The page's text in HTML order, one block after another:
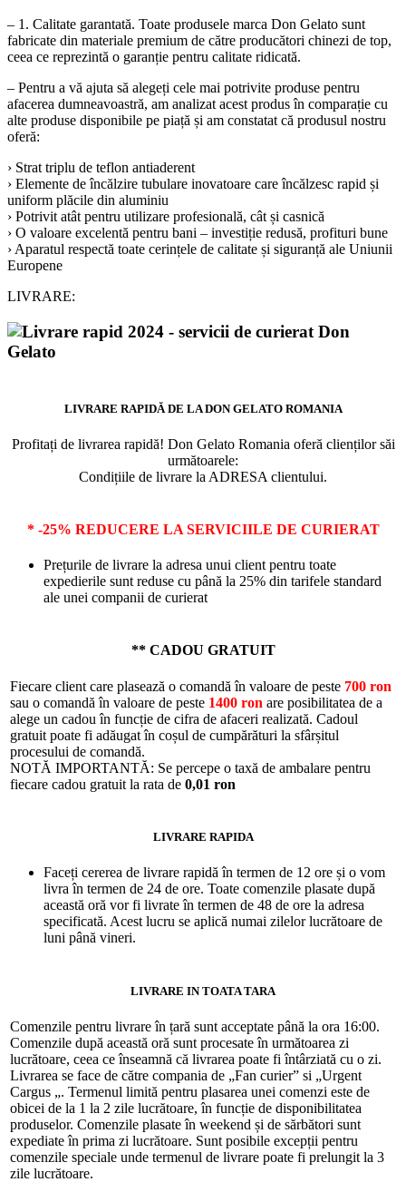
– 1. Calitate garantată. Toate produsele marca Don Gelato sunt
fabricate din materiale premium de către producători chinezi de top,
ceea ce reprezintă o garanție pentru calitate ridicată.
– Pentru a vă ajuta să alegeți cele mai potrivite produse pentru
afacerea dumneavoastră, am analizat acest produs în comparație cu
alte produse disponibile pe piață și am constatat că produsul nostru
oferă:
› Strat triplu de teflon antiaderent
› Elemente de încălzire tubulare inovatoare care încălzesc rapid și
uniform plăcile din aluminiu
› Potrivit atât pentru utilizare profesională, cât și casnică
› O valoare excelentă pentru bani – investiție redusă, profituri bune
› Aparatul respectă toate cerințele de calitate și siguranță ale Uniunii
Europene
LIVRARE:
LIVRARE RAPIDĂ DE LA DON GELATO ROMANIA
Profitați de livrarea rapidă! Don Gelato Romania oferă clienților săi
următoarele:
Condițiile de livrare la ADRESA clientului.
* -25% REDUCERE LA SERVICIILE DE CURIERAT
Prețurile de livrare la adresa unui client pentru toate
expedierile sunt reduse cu până la 25% din tarifele standard
ale unei companii de curierat
** CADOU GRATUIT
Fiecare client care plasează o comandă în valoare de peste 700 ron
sau o comandă în valoare de peste 1400 ron are posibilitatea de a
alege un cadou în funcție de cifra de afaceri realizată. Cadoul
gratuit poate fi adăugat în coșul de cumpărături la sfârșitul
procesului de comandă.
NOTĂ IMPORTANTĂ: Se percepe o taxă de ambalare pentru
fiecare cadou gratuit la rata de 0,01 ron
LIVRARE RAPIDA
Faceți cererea de livrare rapidă în termen de 12 ore și o vom
livra în termen de 24 de ore. Toate comenzile plasate după
această oră vor fi livrate în termen de 48 de ore la adresa
specificată. Acest lucru se aplică numai zilelor lucrătoare de
luni până vineri.
LIVRARE IN TOATA TARA
Comenzile pentru livrare în țară sunt acceptate până la ora 16:00.
Comenzile după această oră sunt procesate în următoarea zi
lucrătoare, ceea ce înseamnă că livrarea poate fi întârziată cu o zi.
Livrarea se face de către compania de „Fan curier” si „Urgent
Cargus „. Termenul limită pentru plasarea unei comenzi este de
obicei de la 1 la 2 zile lucrătoare, în funcție de disponibilitatea
produselor. Comenzile plasate în weekend și de sărbători sunt
expediate în prima zi lucrătoare. Sunt posibile excepții pentru
comenzile speciale unde termenul de livrare poate fi prelungit la 3
zile lucrătoare.